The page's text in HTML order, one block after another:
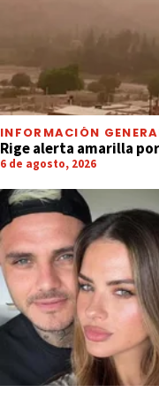
INFORMACIÓN
Rige alerta amarilla
6 de agosto, 2026